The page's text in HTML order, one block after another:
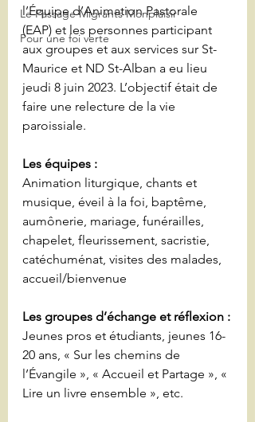
Le Passage Migrants Monplaisir
Pour une foi verte
l’Équipe d’Animation Pastorale
(EAP) et les personnes participant
aux groupes et aux services sur St-
Maurice et ND St-Alban a eu lieu
jeudi 8 juin 2023. L’objectif était de
faire une relecture de la vie
paroissiale.
Les équipes :
Animation liturgique, chants et
musique, éveil à la foi, baptême,
aumônerie, mariage, funérailles,
chapelet, fleurissement, sacristie,
catéchuménat, visites des malades,
accueil/bienvenue
Les groupes d’échange et réflexion :
Jeunes pros et étudiants, jeunes 16-
20 ans, « Sur les chemins de
l’Évangile », « Accueil et Partage », «
Lire un livre ensemble », etc.